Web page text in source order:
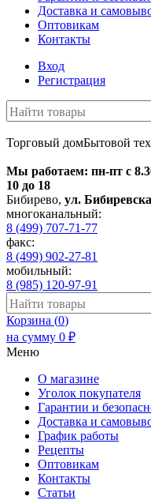
Доставка и
Оптовикам
Контакты
Вход
Регистрация
Торговый домБытовой
Мы работаем: пн-пт с
10 до 18
Бибирево, ул.
многоканальный:
8 (499) 707-71-77
факс:
8 (499) 902-27-81
мобильный:
8 (985) 120-97-91
Корзина (0)
на сумму 0 ₽
Меню
О магазине
Уголок покупателя
Гарантии и
Доставка и
График работы
Рецепты
Оптовикам
Контакты
Статьи